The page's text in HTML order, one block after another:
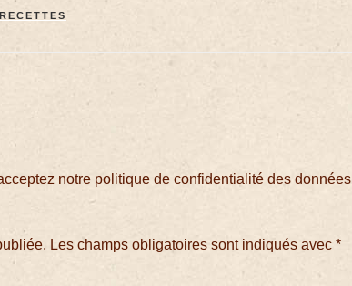
RECETTES
notre politique de confidentialité des données
Les champs obligatoires sont indiqués avec*